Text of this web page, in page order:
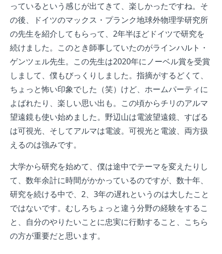
っているという感じが出てきて、楽しかったですね。そ
の後、ドイツのマックス・プランク地球外物理学研究所
の先生を紹介してもらって、2年半ほどドイツで研究を
続けました。このとき師事していたのがラインハルト・
ゲンツェル先生。この先生は2020年にノーベル賞を受賞
しまして、僕もびっくりしました。指摘がするどくて、
ちょっと怖い印象でした（笑）けど、ホームパーティに
よばれたり、楽しい思い出も。この頃からチリのアルマ
望遠鏡も使い始めました。野辺山は電波望遠鏡、すばる
は可視光、そしてアルマは電波。可視光と電波、両方扱
えるのは強みです。
大学から研究を始めて、僕は途中でテーマを変えたりし
て、数年余計に時間がかかっているのですが、数十年、
研究を続ける中で、2、3年の遅れというのは大したこと
ではないです。むしろちょっと違う分野の経験をするこ
と、自分のやりたいことに忠実に行動すること、こちら
の方が重要だと思います。